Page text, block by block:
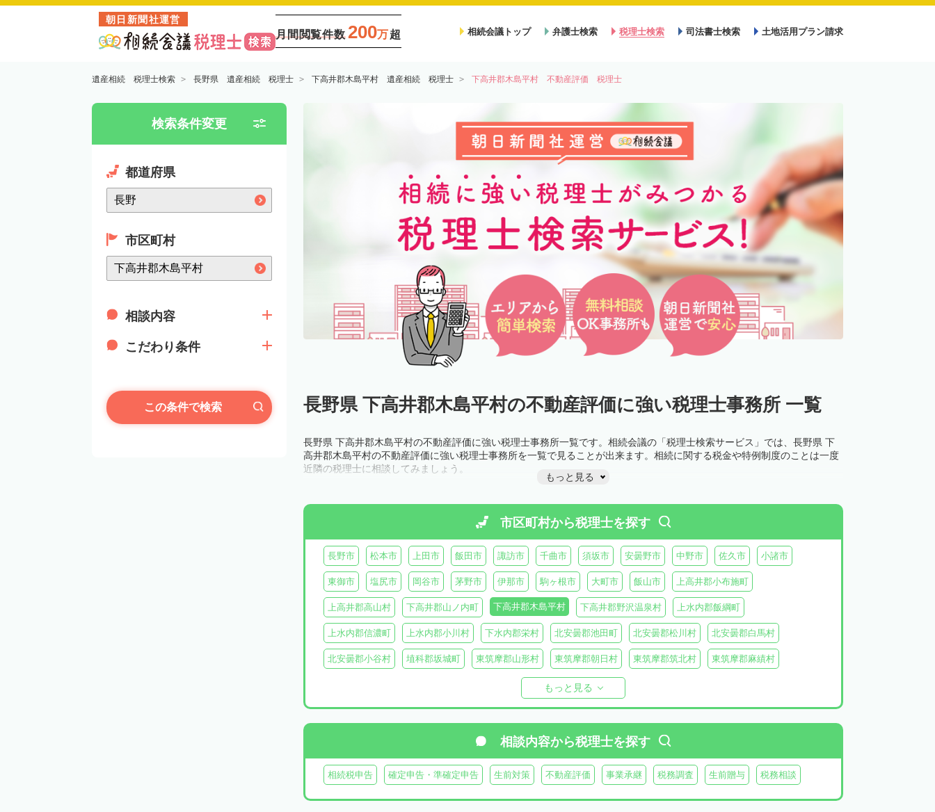
朝日新聞社運営
月間閲覧件数 200万超 相続会議トップ 弁護士検索 税理士検索 司法書士検索 土地活用プラン請求
遺産相続 税理士検索 長野県 遺産相続 税理士 下高井郡木島平村 遺産相続 税理士 下高井郡木島平村 不動産評価 税理士
検索条件変更
都道府県
市区町村
相談内容
こだわり条件
この条件で検索 長野県 下高井郡木島平村の不動産評価に強い税理士事務所 一覧
長野県 下高井郡木島平村の不動産評価に強い税理士事務所一覧です。相続会議の「税理士検索サービス」では、長野県 下
高井郡木島平村の不動産評価に強い税理士事務所を一覧で見ることが出来ます。相続に関する税金や特例制度のことは一度
近隣の税理士に相談してみましょう。
もっと見る
市区町村から税理士を探す
長野市 松本市 上田市 飯田市 諏訪市 千曲市 須坂市 安曇野市 中野市 佐久市 小諸市
東御市 塩尻市 岡谷市 茅野市 伊那市 駒ヶ根市 大町市 飯山市 上高井郡小布施町
上高井郡高山村 下高井郡山ノ内町 下高井郡木島平村 下高井郡野沢温泉村 上水内郡飯綱町
上水内郡信濃町 上水内郡小川村 下水内郡栄村 北安曇郡池田町 北安曇郡松川村 北安曇郡白馬村
北安曇郡小谷村 埴科郡坂城町 東筑摩郡山形村 東筑摩郡朝日村 東筑摩郡筑北村 東筑摩郡麻績村
北佐久郡軽井沢町
南佐久郡佐久穂町 南佐久郡川上村 南佐久郡小海町 南佐久郡南牧村 南佐久郡南相木村 南佐久郡北相木村
諏訪郡原村 木曽郡木曽町 木曽郡上松町
木曽郡大桑村 木曽郡木祖村 木曽郡王滝村 上伊那郡箕輪町 上伊那郡辰野町 上伊那郡宮田村
上伊那郡南箕輪村 上伊那郡飯島町 上伊那郡中川村 下伊那郡高森町 下伊那郡松川町 下伊那郡豊丘村
もっと見る
相談内容から税理士を探す
相続税申告 確定申告・準確定申告 生前対策 不動産評価 事業承継 税務調査 生前贈与 税務相談